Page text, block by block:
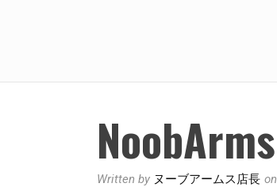
Written by ヌーブアームス店長 on